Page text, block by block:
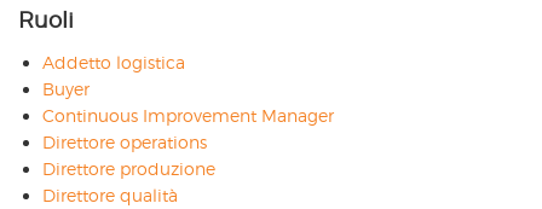
Ruoli
Addetto logistica
Buyer
Continuous Improvement Manager
Direttore operations
Direttore produzione
Direttore qualità